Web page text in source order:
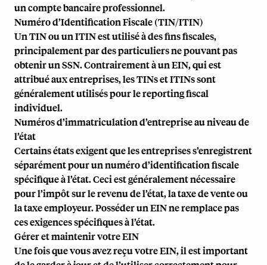
un compte bancaire professionnel.
Numéro d’Identification Fiscale (TIN/ITIN)
Un TIN ou un ITIN est utilisé à des fins fiscales,
principalement par des particuliers ne pouvant pas
obtenir un SSN. Contrairement à un EIN, qui est
attribué aux entreprises, les TINs et ITINs sont
généralement utilisés pour le reporting fiscal
individuel.
Numéros d’immatriculation d’entreprise au niveau de
l’état
Certains états exigent que les entreprises s’enregistrent
séparément pour un numéro d’identification fiscale
spécifique à l’état. Ceci est généralement nécessaire
pour l’impôt sur le revenu de l’état, la taxe de vente ou
la taxe employeur. Posséder un EIN ne remplace pas
ces exigences spécifiques à l’état.
Gérer et maintenir votre EIN
Une fois que vous avez reçu votre EIN, il est important